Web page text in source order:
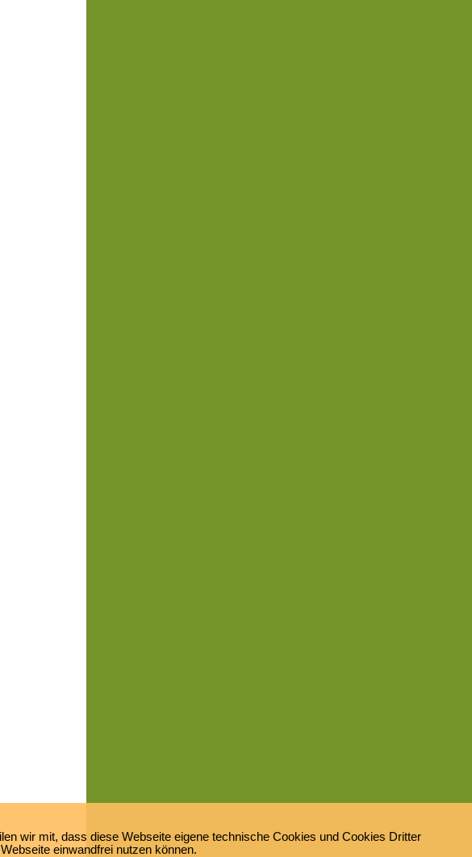
wir mit, dass diese Webseite eigene technische Cookies und Cookies Dritter
einwandfrei nutzen können.